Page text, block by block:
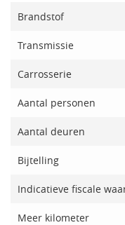
Brandstof
Transmissie
Carrosserie
Aantal personen
Aantal deuren
Bijtelling
Indicatieve fiscale
Meer kilometer